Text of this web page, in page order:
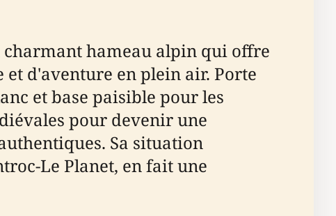
hameau alpin qui offre
d'aventure en plein air. Porte
et base paisible pour les
pour devenir une
Sa situation
Le Planet, en fait une